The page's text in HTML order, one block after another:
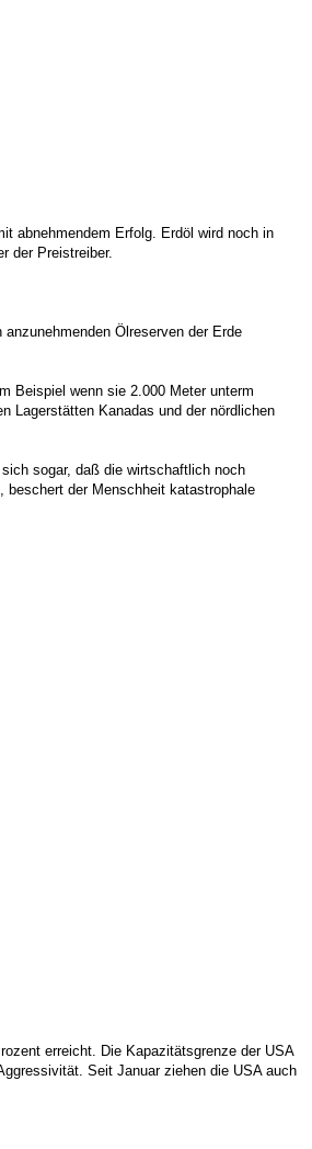
abnehmendem Erfolg. Erdöl wird noch in
der Preistreiber.
Ölreserven der Erde
Beispiel wenn sie 2.000 Meter unterm
Lagerstätten Kanadas und der nördlichen
sogar, daß die wirtschaftlich noch
der Menschheit katastrophale
erreicht. Die Kapazitätsgrenze der USA
Seit Januar ziehen die USA auch